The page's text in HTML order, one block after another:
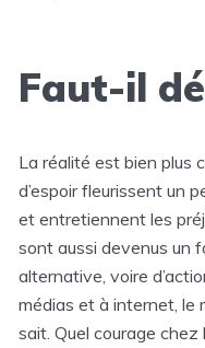
Faut-il
La réalité est bien plus
d’espoir fleurissent un
et entretiennent les
sont aussi devenus un
alternative, voire
médias et à internet, le
sait. Quel courage chez